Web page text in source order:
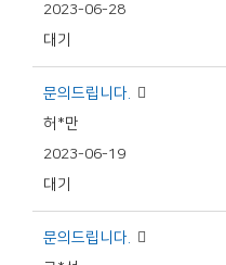
2023-06-28
대기
문의드립니다.
허*만
2023-06-19
대기
문의드립니다.